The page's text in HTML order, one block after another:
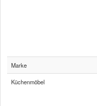
Marke
Küchenmöbel